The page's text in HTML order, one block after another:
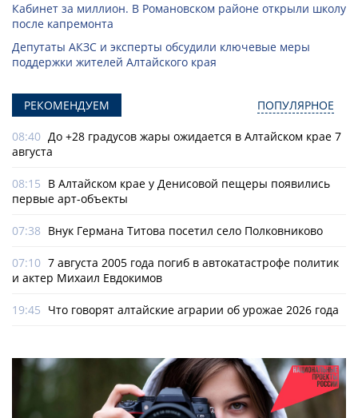
Кабинет за миллион. В Романовском районе открыли школу
после капремонта
Депутаты АКЗС и эксперты обсудили ключевые меры
поддержки жителей Алтайского края
РЕКОМЕНДУЕМ ПОПУЛЯРНОЕ
08:40 До +28 градусов жары ожидается в Алтайском крае 7
августа
08:15 В Алтайском крае у Денисовой пещеры появились
первые арт-объекты
07:38 Внук Германа Титова посетил село Полковниково
07:10 7 августа 2005 года погиб в автокатастрофе политик
и актер Михаил Евдокимов
19:45 Что говорят алтайские аграрии об урожае 2026 года